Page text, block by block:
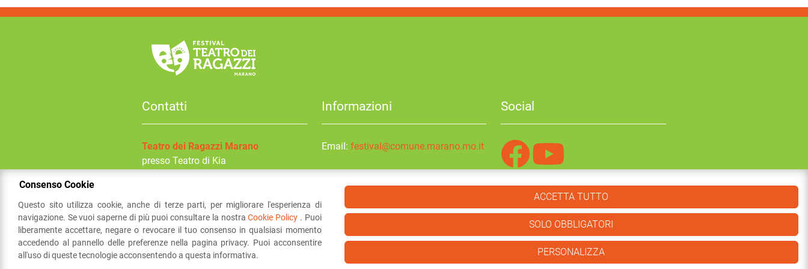
Contatti
Teatro dei Ragazzi Marano
presso Teatro di Kia
Via I maggio
Informazioni
Email: festival@comune.marano.mo.it
Social
Sezione
Link
Marano
Festival
Realizzato con
Privacy Policy
Consenso Cookie
Questo sito utilizza cookie, anche di terze parti, per migliorare l'esperienza di
navigazione. Se vuoi saperne di più puoi consultare la nostraCookie Policy . Puoi
liberamente accettare, negare o revocare il tuo consenso in qualsiasi momento
accedendo al pannello delle preferenze nella pagina privacy. Puoi acconsentire
all'uso di queste tecnologie acconsentendo a questa informativa.
ACCETTA TUTTO
SOLO OBBLIGATORI
PERSONALIZZA